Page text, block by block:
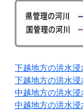
下越地方の洪水
下越地方の洪水
中越地方の洪水
中越地方の洪水